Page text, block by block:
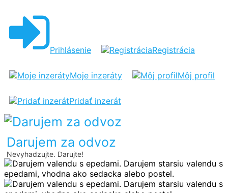
Prihlásenie Registrácia
Moje inzeráty Môj profil
Pridať inzerát
Darujem za odvoz
Nevyhadzujte. Darujte!
S